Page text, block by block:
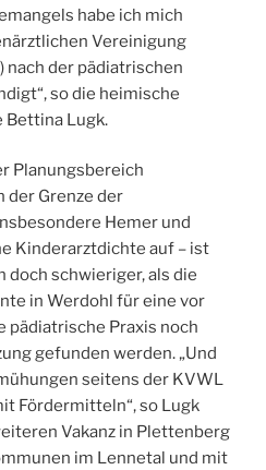
habe ich mich
Vereinigung
der pädiatrischen
so die heimische
Bettina Lugk.
Planungsbereich
der Grenze der
Hemer und
Kinderarztdichte auf – ist
schwieriger, als die
in Werdohl für eine vor
pädiatrische Praxis noch
gefunden werden. „Und
seitens der KVWL
Fördermitteln“, so Lugk
Vakanz in Plettenberg
im Lennetal und mit